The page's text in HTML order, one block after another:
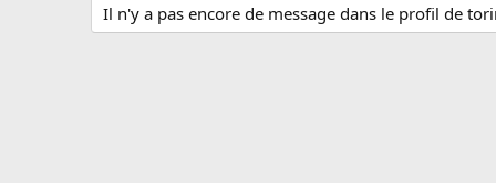
Il n'y a pas encore de message dans le profil de